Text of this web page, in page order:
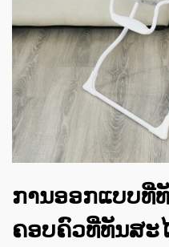
ການອອກແບບທີ່
ຄອບຄົວທີ່ທັນສ